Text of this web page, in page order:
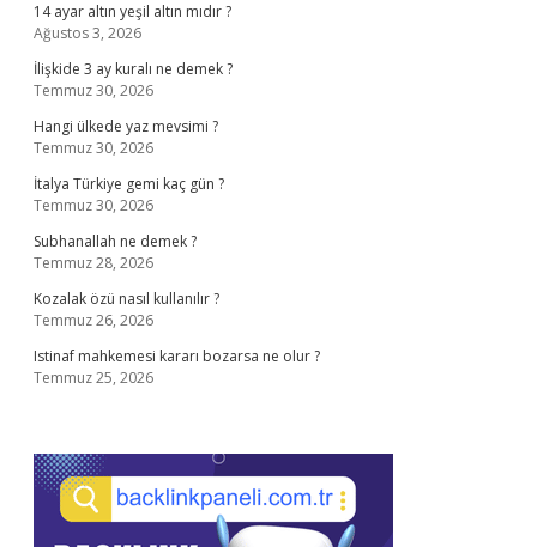
14 ayar altın yeşil altın mıdır ?
Ağustos 3, 2026
İlişkide 3 ay kuralı ne demek ?
Temmuz 30, 2026
Hangi ülkede yaz mevsimi ?
Temmuz 30, 2026
İtalya Türkiye gemi kaç gün ?
Temmuz 30, 2026
Subhanallah ne demek ?
Temmuz 28, 2026
Kozalak özü nasıl kullanılır ?
Temmuz 26, 2026
Istinaf mahkemesi kararı bozarsa ne olur ?
Temmuz 25, 2026